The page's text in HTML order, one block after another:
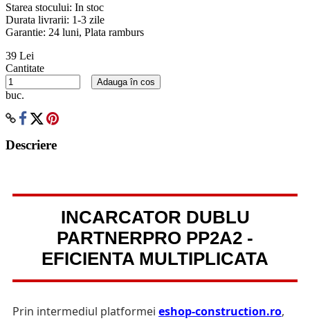
Starea stocului: In stoc
Durata livrarii: 1-3 zile
Garantie: 24 luni, Plata ramburs
39 Lei
Cantitate
buc.
Adauga în cos
Descriere
INCARCATOR DUBLU
PARTNERPRO PP2A2 -
EFICIENTA MULTIPLICATA
Prin intermediul platformei eshop-construction.ro,